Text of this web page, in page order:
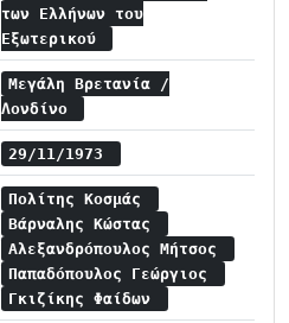
των Ελλήνων του
Εξωτερικού
Μεγάλη Βρετανία /
Λονδίνο
29/11/1973
Πολίτης Κοσμάς
Βάρναλης Κώστας
Αλεξανδρόπουλος Μήτσος
Παπαδόπουλος Γεώργιος
Γκιζίκης Φαίδων